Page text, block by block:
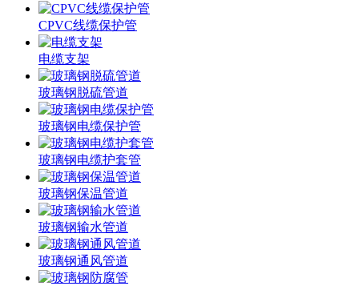
CPVC线缆保护管
电缆支架
玻璃钢脱硫管道
玻璃钢电缆保护管
玻璃钢电缆护套管
玻璃钢保温管道
玻璃钢输水管道
玻璃钢通风管道